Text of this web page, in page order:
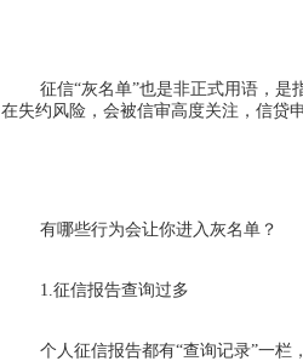
征信“灰名单”也是非正式用语，是指
在失约风险，会被信审高度关注，信贷
有哪些行为会让你进入灰名单？
1.征信报告查询过多
个人征信报告都有“查询记录”一栏